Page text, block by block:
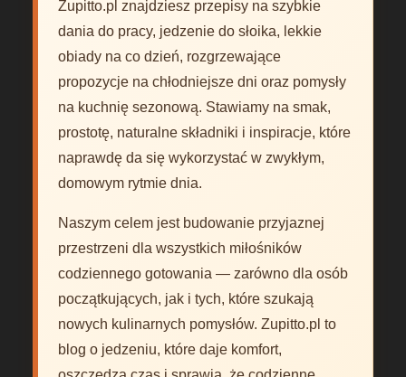
Zupitto.pl znajdziesz przepisy na szybkie
dania do pracy, jedzenie do słoika, lekkie
obiady na co dzień, rozgrzewające
propozycje na chłodniejsze dni oraz pomysły
na kuchnię sezonową. Stawiamy na smak,
prostotę, naturalne składniki i inspiracje, które
naprawdę da się wykorzystać w zwykłym,
domowym rytmie dnia.
Naszym celem jest budowanie przyjaznej
przestrzeni dla wszystkich miłośników
codziennego gotowania — zarówno dla osób
początkujących, jak i tych, które szukają
nowych kulinarnych pomysłów. Zupitto.pl to
blog o jedzeniu, które daje komfort,